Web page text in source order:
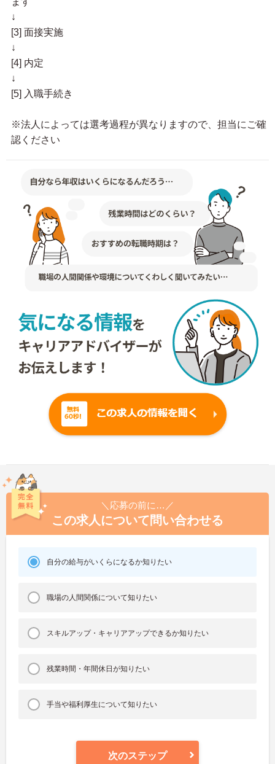
↓
[3] 面接実施
↓
[4] 内定
↓
[5] 入職手続き
※法人によっては選考過程が異なりますので、担当にご確
認ください
＼応募の前に…／
この求人について問い合わせる
自分の給与がいくらになるか知りたい
職場の人間関係について知りたい
スキルアップ・キャリアアップできるか知りたい
残業時間・年間休日が知りたい
手当や福利厚生について知りたい
次のステップ